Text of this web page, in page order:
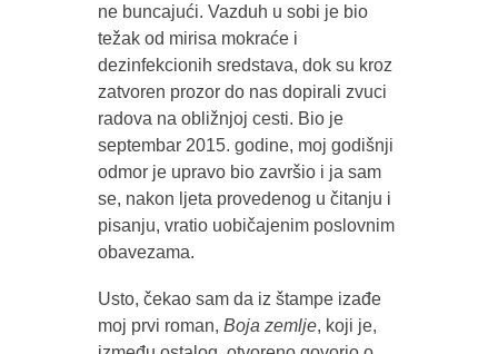
ne buncajući. Vazduh u sobi je bio
težak od mirisa mokraće i
dezinfekcionih sredstava, dok su kroz
zatvoren prozor do nas dopirali zvuci
radova na obližnjoj cesti. Bio je
septembar 2015. godine, moj godišnji
odmor je upravo bio završio i ja sam
se, nakon ljeta provedenog u čitanju i
pisanju, vratio uobičajenim poslovnim
obavezama.
Usto, čekao sam da iz štampe izađe
moj prvi roman, Boja zemlje, koji je,